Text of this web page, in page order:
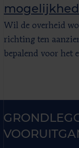
Wil de overheid
richting ten
bepalend voor het